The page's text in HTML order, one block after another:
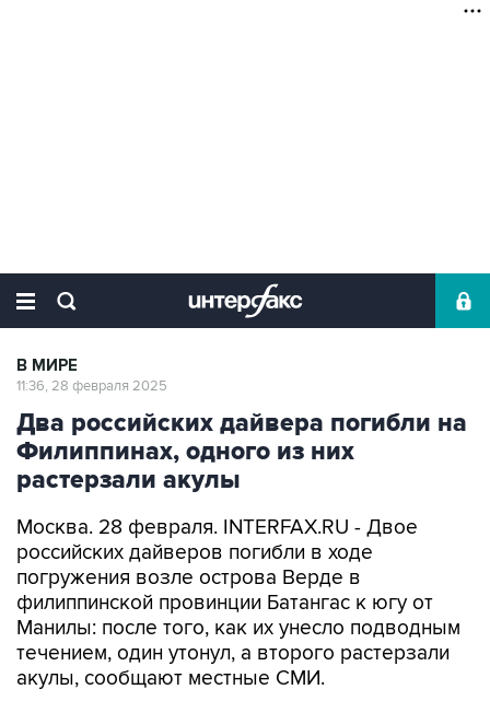
В МИРЕ
11:36, 28 февраля 2025
Два российских дайвера погибли на
Филиппинах, одного из них
растерзали акулы
Москва. 28 февраля. INTERFAX.RU - Двое
российских дайверов погибли в ходе
погружения возле острова Верде в
филиппинской провинции Батангас к югу от
Манилы: после того, как их унесло подводным
течением, один утонул, а второго растерзали
акулы, сообщают местные СМИ.